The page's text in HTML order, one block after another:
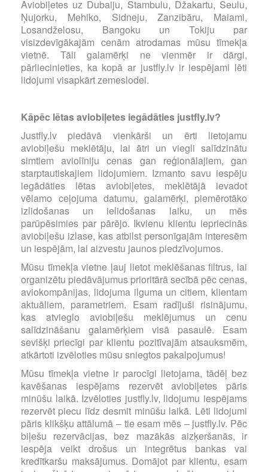
Aviobiļetes uz Dubaiju, Stambulu, Džakartu, Seulu,
Ņujorku, Mehiko, Sidneju, Zanzibāru, Maiami,
Losandželosu, Bangoku un Tokiju par
visizdevīgākajām cenām atrodamas mūsu tīmekļa
vietnē. Tāli galamērķi ne vienmēr ir dārgi,
pārliecinieties, ka kopā ar justfly.lv ir iespējami lēti
lidojumi visapkārt zemeslodei.
Kāpēc lētas aviobiļetes iegādāties justfly.lv?
Justfly.lv piedāvā vienkārši un ērti lietojamu
aviobiļešu meklētāju, lai ātri un viegli salīdzinātu
simtiem aviolīniju cenas gan reģionālajiem, gan
starptautiskajiem lidojumiem. Izmanto savu iespēju
iegādāties lētas aviobiļetes, meklētājā ievadot
vēlamo ceļojuma datumu, galamērķi, piemērotāko
izlidošanas un ielidošanas laiku, un mēs
parūpēsimies par pārējo. Ikvienu klientu iepriecinās
aviobiļešu izlase, kas atbilst personīgajām interesēm
un iespējām, lai aizvestu jaunos piedzīvojumos.
Mūsu tīmekļa vietne ļauj lietot meklēšanas filtrus, lai
organizētu piedāvājumus prioritārā secībā pēc cenas,
aviokompānijas, lidojuma ilguma un citiem, klientam
aktuāliem, parametriem. Esam radījuši risinājumu,
kas atvieglo aviobiļešu meklējumus un cenu
salīdzināšanu galamērķiem visā pasaulē. Esam
sevišķi priecīgi par klientu pozitīvajām atsauksmēm,
atkārtoti izvēloties mūsu sniegtos pakalpojumus!
Mūsu tīmekļa vietne ir parocīgi lietojama, tādēļ bez
kavēšanas iespējams rezervēt aviobiļetes pāris
minūšu laikā. Izvēloties justfly.lv, lidojumu iespējams
rezervēt piecu līdz desmit minūšu laikā. Lēti lidojumi
pāris klikšķu attālumā – tie esam mēs – justfly.lv. Pēc
biļešu rezervācijas, bez mazākās aizķeršanās, ir
iespēja veikt drošus un integrētus bankas vai
kredītkaršu maksājumus. Domājot par klientu, esam